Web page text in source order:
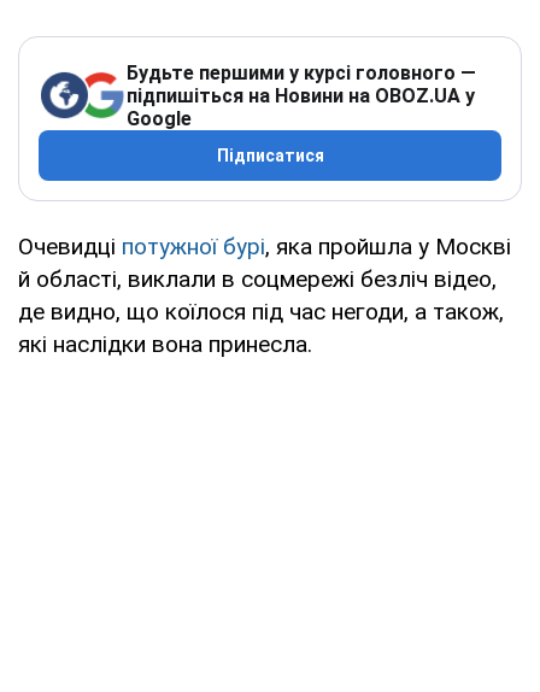
Будьте першими у курсі головного —
підпишіться на Новини на OBOZ.UA у
Google
Підписатися
Очевидці потужної бурі, яка пройшла у Москві
й області, виклали в соцмережі безліч відео,
де видно, що коїлося під час негоди, а також,
які наслідки вона принесла.